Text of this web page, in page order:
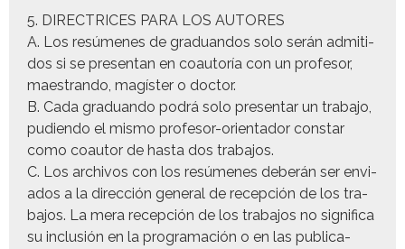
5. DIRECTRICES PARA LOS AUTORES
A. Los resúmenes de grad­uan­dos solo serán admi­ti­
dos si se pre­sen­tan en coau­toría con un pro­fe­sor,
maes­tran­do, magíster o doctor.
B. Cada grad­uan­do podrá solo pre­sen­tar un tra­ba­jo,
pudi­en­do el mis­mo pro­fe­sor-ori­en­ta­dor con­star
como coau­tor de has­ta dos trabajos.
C. Los archivos con los resúmenes deberán ser envi­
a­dos a la direc­ción gen­er­al de recep­ción de los tra­
ba­jos. La mera recep­ción de los tra­ba­jos no sig­nifi­ca
su inclusión en la pro­gra­mación o en las pub­li­ca­